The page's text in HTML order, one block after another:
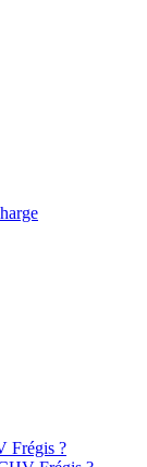
Frégis ?